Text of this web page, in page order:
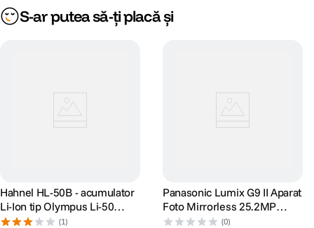
S-ar putea să-ți placă și
Hahnel HL-50B - acumulator
Li-Ion tip Olympus Li-50
850mAh
(1)
Panasonic Lumix G9 II Aparat
Foto Mirrorless 25.2MP
Body
(0)